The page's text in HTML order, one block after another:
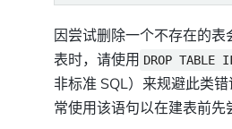
因尝试删除一个不存在的表
表时，请使用 DROP TABLE
非标准 SQL）来规避此类
常使用该语句以在建表前先